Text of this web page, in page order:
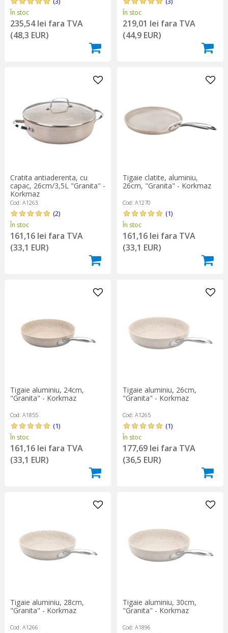
În stoc
235,54 lei fara TVA
(48,3 EUR)
În stoc
219,01 lei fara TVA
(44,9 EUR)
Cratita antiaderenta, cu
capac, 26cm/3,5L "Granita" -
Korkmaz
Cod: A1263
(2)
În stoc
161,16 lei fara TVA
(33,1 EUR)
Tigaie clatite, aluminiu,
26cm, "Granita" - Korkmaz
Cod: A1270
(1)
În stoc
161,16 lei fara TVA
(33,1 EUR)
Tigaie aluminiu, 24cm,
"Granita" - Korkmaz
Cod: A1855
(1)
În stoc
161,16 lei fara TVA
(33,1 EUR)
Tigaie aluminiu, 26cm,
"Granita" - Korkmaz
Cod: A1265
(1)
În stoc
177,69 lei fara TVA
(36,5 EUR)
Tigaie aluminiu, 28cm,
"Granita" - Korkmaz
Cod: A1266
Tigaie aluminiu, 30cm,
"Granita" - Korkmaz
Cod: A1896